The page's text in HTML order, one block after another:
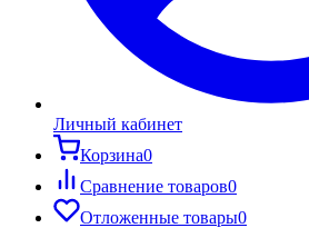
Личный кабинет
Корзина0
Сравнение товаров0
Отложенные товары0